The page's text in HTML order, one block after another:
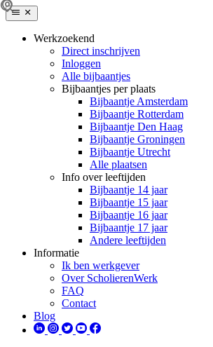
Werkzoekend
Direct inschrijven
Inloggen
Alle bijbaantjes
Bijbaantjes per plaats
Bijbaantje Amsterdam
Bijbaantje Rotterdam
Bijbaantje Den Haag
Bijbaantje Groningen
Bijbaantje Utrecht
Alle plaatsen
Info over leeftijden
Bijbaantje 14 jaar
Bijbaantje 15 jaar
Bijbaantje 16 jaar
Bijbaantje 17 jaar
Andere leeftijden
Informatie
Ik ben werkgever
Over ScholierenWerk
FAQ
Contact
Blog